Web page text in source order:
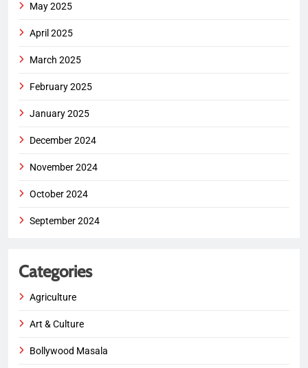
May 2025
April 2025
March 2025
February 2025
January 2025
December 2024
November 2024
October 2024
September 2024
Categories
Agriculture
Art & Culture
Bollywood Masala